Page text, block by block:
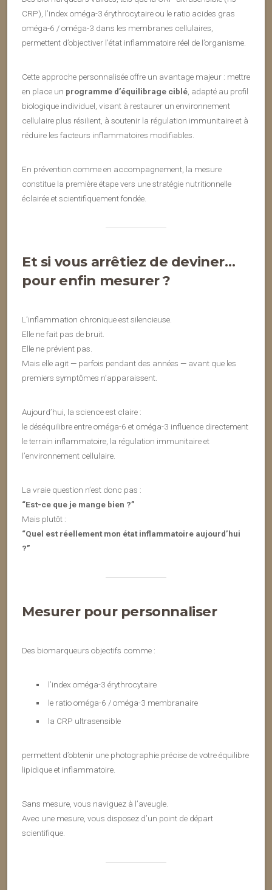
CRP), l’index oméga-3 érythrocytaire ou le ratio acides gras
oméga-6 / oméga-3 dans les membranes cellulaires,
permettent d’objectiver l’état inflammatoire réel de l’organisme.
Cette approche personnalisée offre un avantage majeur : mettre
en place un programme d’équilibrage ciblé , adapté au profil
biologique individuel, visant à restaurer un environnement
cellulaire plus résilient, à soutenir la régulation immunitaire et à
réduire les facteurs inflammatoires modifiables.
En prévention comme en accompagnement, la mesure
constitue la première étape vers une stratégie nutritionnelle
éclairée et scientifiquement fondée.
Et si vous arrêtiez de deviner…
pour enfin mesurer ?
L’inflammation chronique est silencieuse.
Elle ne fait pas de bruit.
Elle ne prévient pas.
Mais elle agit — parfois pendant des années — avant que les
premiers symptômes n’apparaissent.
Aujourd’hui, la science est claire :
le déséquilibre entre oméga-6 et oméga-3 influence directement
le terrain inflammatoire, la régulation immunitaire et
l’environnement cellulaire.
La vraie question n’est donc pas :
“Est-ce que je mange bien ?”
Mais plutôt :
“Quel est réellement mon état inflammatoire aujourd’hui
?”
Mesurer pour personnaliser
Des biomarqueurs objectifs comme :
l’index oméga-3 érythrocytaire
le ratio oméga-6 / oméga-3 membranaire
la CRP ultrasensible
permettent d’obtenir une photographie précise de votre équilibre
lipidique et inflammatoire.
Sans mesure, vous naviguez à l’aveugle.
Avec une mesure, vous disposez d’un point de départ
scientifique.